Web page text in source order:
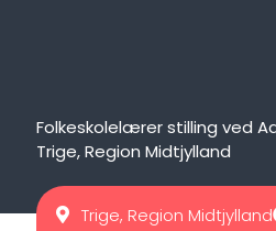
Folkeskolelærer stilling ved
Trige, Region Midtjylland
Trige, Region Midtjylland